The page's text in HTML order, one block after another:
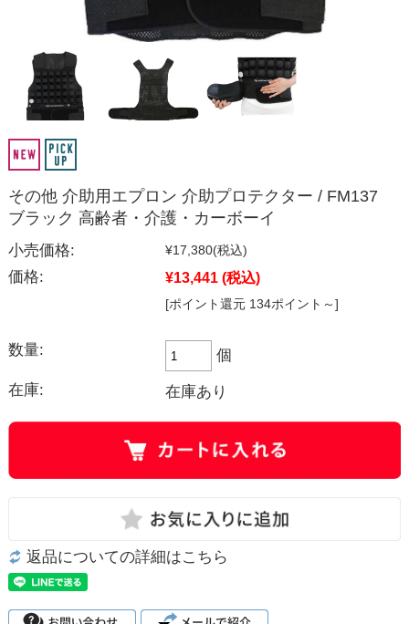
その他 介助用エプロン 介助プロテクター / FM137
ブラック 高齢者・介護・カーボーイ
小売価格: ¥17,380(税込)
価格: ¥13,441 (税込)
[ポイント還元 134ポイント～]
数量: 個
在庫: 在庫あり
返品についての詳細はこちら